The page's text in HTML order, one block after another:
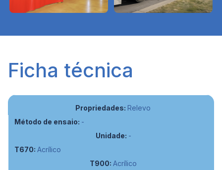
Ficha técnica
Relevo
-
-
Acrílico
Acrílico